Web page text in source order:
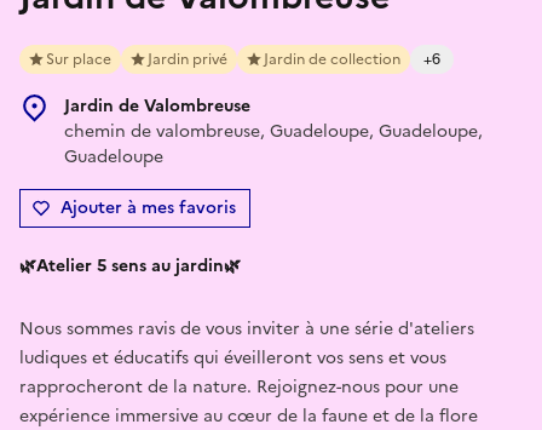
Sur place Jardin privé Jardin de collection +6
Jardin de Valombreuse
chemin de valombreuse, Guadeloupe, Guadeloupe,
Guadeloupe
Ajouter à mes favoris
🌿Atelier 5 sens au jardin🌿
Nous sommes ravis de vous inviter à une série d'ateliers
ludiques et éducatifs qui éveilleront vos sens et vous
rapprocheront de la nature. Rejoignez-nous pour une
expérience immersive au cœur de la faune et de la flore